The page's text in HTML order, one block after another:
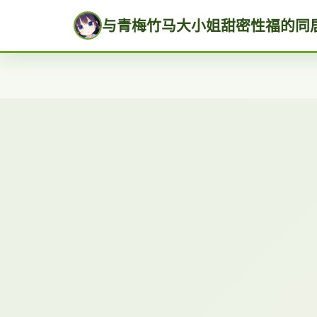
与青梅竹马大小姐甜密性福的同